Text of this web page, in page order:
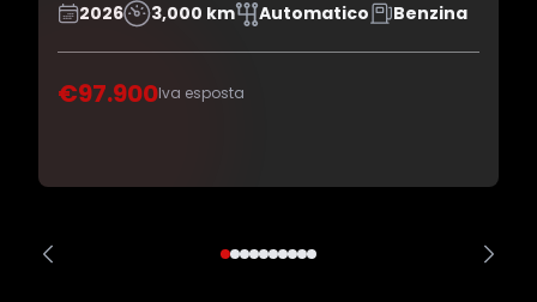
2026
3,000 km Automatico Benzina
€97.900Iva esposta